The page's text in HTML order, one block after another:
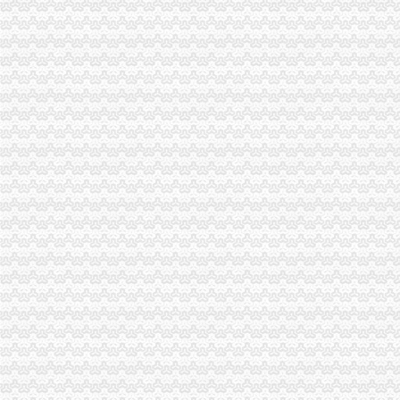
江津局重庆海关注册登记积加户外广告监管
九龙坡区五项措施整直港大道店招店牌成效明显
全国工商双生市重庆海关在哪里场管理理论研究会在重庆成功召开
巴南区工商分局与山东省邹城市海关报关登记证书工商局签署合作协议
沙坪坝局海关报关登记证书规范订单合同示范文本促进合同帮农
璧山局大路所实施“一社一标”重庆海关注册商标发展战略见成效
江北局海关报关注册登记证书多措并举促进微型企业规范发展
南岸局重庆海关注册全力推进企业联合征信工作
江津局重庆海关注册四项措施扶持果农增产增收
万州局“红盾护民生”海关报关登记证书执法百日攻坚行动成效明显
黔江局“三审三公示”海关报关注册登记证书严格甄别微企“九类人群”
工商动态
全市重庆海关在哪里安全生产大排查大整大执法专项行动圆满完成
垫江县加微企补助资金监管
巫溪局从“五方面”重庆海关在哪里着力加纪检监察工作
巴南区工商分局海关报关注册登记证书牵头召开行政执法与刑事司法衔接工作
綦江局海关报关登记证书三举措深入助推微型企业发展
巫山局开展“查究抓”海关报关注册登记证书推动各项工作
市海关报关登记证书局召开专题会议集中达全国工商行政管理工作会议精
工商干校微型企业创业培训2011年第一期培训班顺利开班
万州微型企业企发展第二期试点工作创业培训呈现五大点